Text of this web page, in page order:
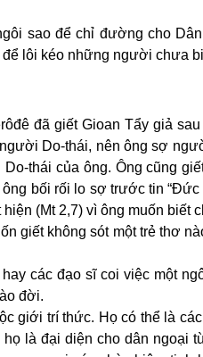
sao để chỉ đường cho
lôi kéo những người chưa
đã giết Gioan Tẩy giả
Do-thái, nên ông sợ
thái của ông. Ông cũng
bối rối lo sợ trước tin
(Mt 2,7) vì ông muốn biết
giết không sót một trẻ thơ
các đạo sĩ coi việc một
đời.
giới trí thức. Họ có thể là
là đại diện cho dân ngoại